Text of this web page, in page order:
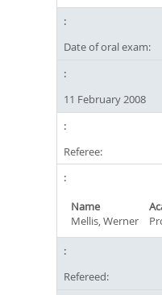
Date of oral exam:
11 February 2008
Referee:
Name
Mellis, Werner
Refereed: